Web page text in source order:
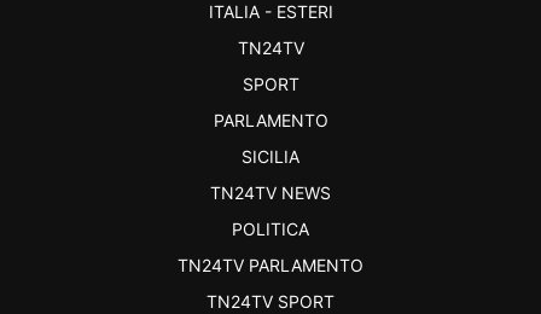
ITALIA - ESTERI
TN24TV
SPORT
PARLAMENTO
SICILIA
TN24TV NEWS
POLITICA
TN24TV PARLAMENTO
TN24TV SPORT